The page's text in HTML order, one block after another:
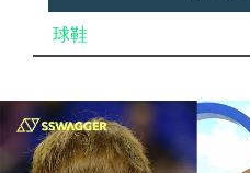
球鞋